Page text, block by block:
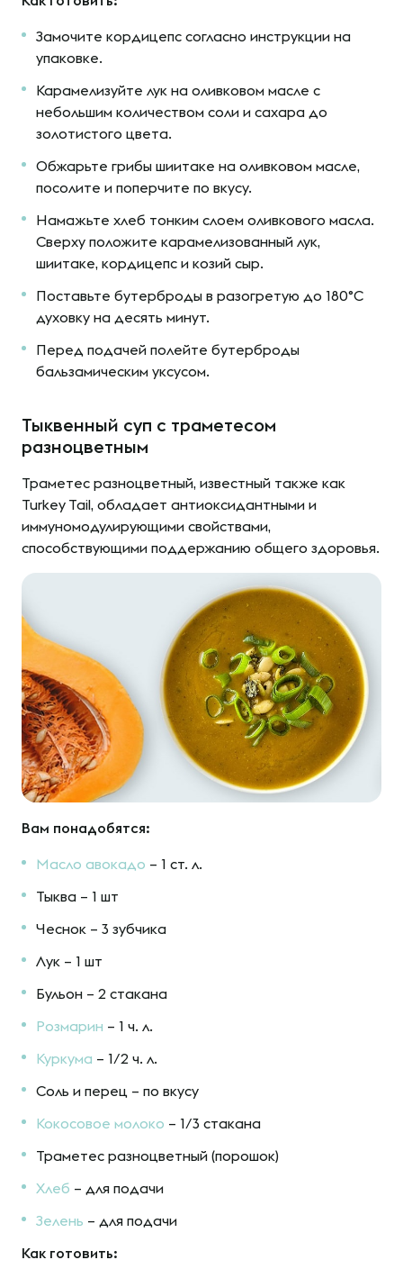
Замочите кордицепс согласно инструкции на
упаковке.
Карамелизуйте лук на оливковом масле с
небольшим количеством соли и сахара до
золотистого цвета.
Обжарьте грибы шиитаке на оливковом масле,
посолите и поперчите по вкусу.
Намажьте хлеб тонким слоем оливкового масла.
Сверху положите карамелизованный лук,
шиитаке, кордицепс и козий сыр.
Поставьте бутерброды в разогретую до 180°C
духовку на десять минут.
Перед подачей полейте бутерброды
бальзамическим уксусом.
Тыквенный суп с траметесом
разноцветным
Траметес разноцветный, известный также как
Turkey Tail, обладает антиоксидантными и
иммуномодулирующими свойствами,
способствующими поддержанию общего здоровья.
Вам понадобятся:
Масло авокадо – 1 ст. л.
Тыква – 1 шт
Чеснок – 3 зубчика
Лук – 1 шт
Бульон – 2 стакана
Розмарин – 1 ч. л.
Куркума – 1/2 ч. л.
Соль и перец – по вкусу
Кокосовое молоко – 1/3 стакана
Траметес разноцветный (порошок)
Хлеб – для подачи
Зелень – для подачи
Как готовить: